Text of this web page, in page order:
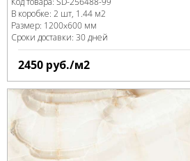
В коробке: 2 шт, 1.44 м2
Размер: 1200x600 мм
Сроки доставки: 30 дней
2450 руб./м2